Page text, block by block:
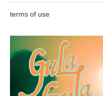
terms of use